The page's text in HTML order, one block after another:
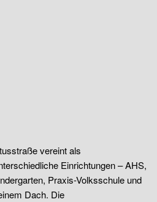
vereint als
Einrichtungen – AHS,
Praxis-Volksschule und
Dach. Die